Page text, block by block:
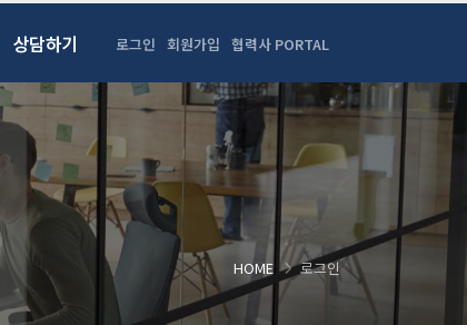
상담하기 로그인 회원가입 협력사 PORTAL
HOME 로그인